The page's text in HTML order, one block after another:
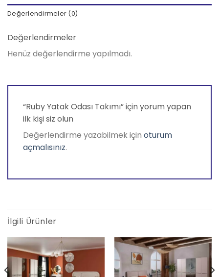
Değerlendirmeler (0)
Değerlendirmeler
Henüz değerlendirme yapılmadı.
“Ruby Yatak Odası Takımı” için yorum yapan
ilk kişi siz olun
Değerlendirme yazabilmek için oturum
açmalısınız.
İlgili Ürünler